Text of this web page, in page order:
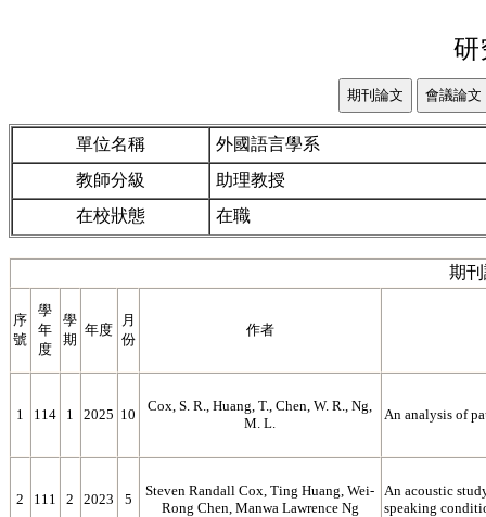
研
單位名稱
外國語言學系
教師分級
助理教授
在校狀態
在職
期
序
號
學
年
度
學
期
年度
月
份
作者
1 114 1 2025 10
Cox, S. R., Huang, T., Chen, W. R., Ng,
M. L.
An analysis of
2 111 2 2023 5
Steven Randall Cox, Ting Huang, Wei-
Rong Chen, Manwa Lawrence Ng
An acoustic
speaking